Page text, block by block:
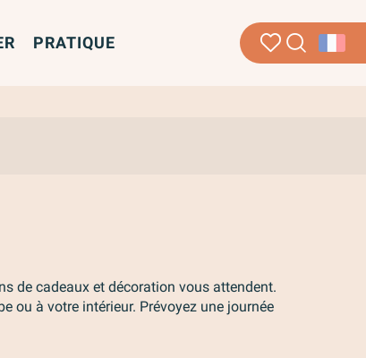
Recherche
PRATIQUE
aux
de cadeaux et décoration vous attendent.
ou à votre intérieur. Prévoyez une journée